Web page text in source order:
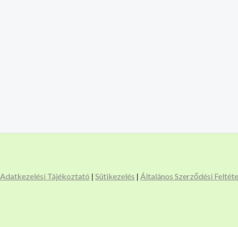
Adatkezelési Tájékoztató | Sütikezelés | Általános Szerződési